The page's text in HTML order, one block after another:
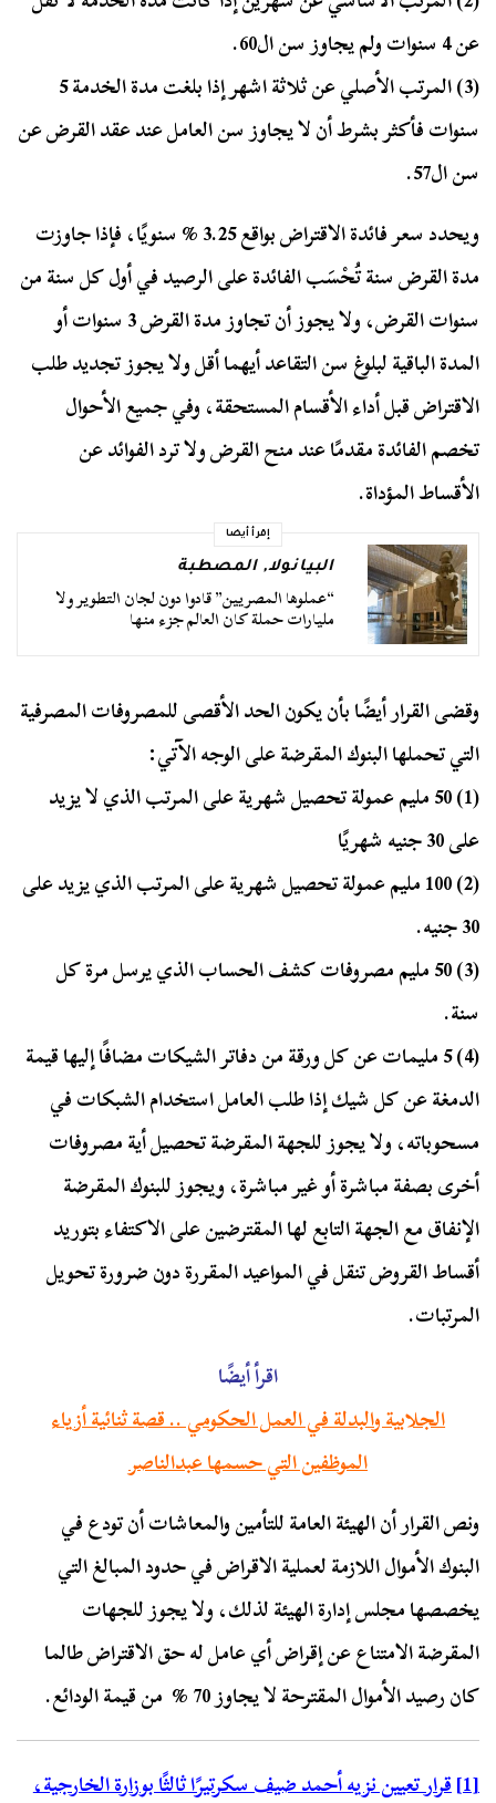
عن 4 سنوات ولم يجاوز سن ال60.
(3)
المرتب الأصلي عن ثلاثة اشهر إذا بلغت مدة الخدمة 5
سنوات فأكثر بشرط أن لا يجاوز سن العامل عند عقد القرض عن
سن ال57.
ويحدد سعر فائدة الاقتراض بواقع 3.25 % سنويًا، فإذا جاوزت
مدة القرض سنة تُحْسَب الفائدة على الرصيد في أول كل سنة من
سنوات القرض، ولا يجوز أن تجاوز مدة القرض 3 سنوات أو
المدة الباقية لبلوغ سن التقاعد أيهما أقل ولا يجوز تجديد طلب
الاقتراض قبل أداء الأقسام المستحقة، وفي جميع الأحوال
تخصم الفائدة مقدمًا عند منح القرض ولا ترد الفوائد عن
الأقساط المؤداة.
إقرأ أيضا
البيانولا,المصطبة
“عملوها المصريين” قادوا دون لجان التطوير ولا
مليارات حملة كان العالم جزء منها
وقضى القرار أيضًا بأن يكون الحد الأقصى للمصروفات المصرفية
التي تحملها البنوك المقرضة على الوجه الآتي:
(1) 50
مليم عمولة تحصيل شهرية على المرتب الذي لا يزيد
على 30 جنيه شهريًا
(2) 100 مليم عمولة تحصيل شهرية على المرتب الذي يزيد على
30 جنيه.
(3) 50 مليم مصروفات كشف الحساب الذي يرسل مرة كل
سنة.
(4)
5 مليمات عن كل ورقة من دفاتر الشيكات مضافًا إليها قيمة
الدمغة عن كل شيك إذا طلب العامل استخدام الشبكات في
مسحوباته، ولا يجوز للجهة المقرضة تحصيل أية مصروفات
أخرى بصفة مباشرة أو غير مباشرة، ويجوز للبنوك المقرضة
الإنفاق مع الجهة التابع لها المقترضين على الاكتفاء بتوريد
أقساط القروض تنقل في المواعيد المقررة دون ضرورة تحويل
المرتبات.
اقرأ أيضًا
الجلابية والبدلة في العمل الحكومي .. قصة ثنائية أزياء
الموظفين التي حسمها عبدالناصر
ونص القرار أن الهيئة العامة للتأمين والمعاشات أن تودع في
البنوك الأموال اللازمة لعملية الاقراض في حدود المبالغ التي
يخصصها مجلس إدارة الهيئة لذلك، ولا يجوز للجهات
المقرضة الامتناع عن إقراض أي عامل له حق الاقتراض طالما
كان رصيد الأموال المقترحة لا يجاوز 70 % من قيمة الودائع.
[1] قرار تعيين نزيه أحمد ضيف سكرتيرًا ثالثًا بوزارة الخارجية،